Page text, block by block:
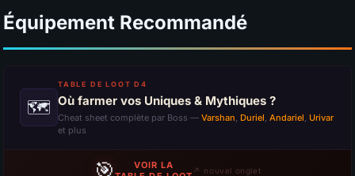
Équipement Recommandé
🗺
TABLE DE LOOT D4
Où farmer vos Uniques & Mythiques ?
Cheat sheet complète par Boss — Varshan, Duriel, Andariel, Urivar
et plus
🎯
VOIR LA
↗ nouvel onglet